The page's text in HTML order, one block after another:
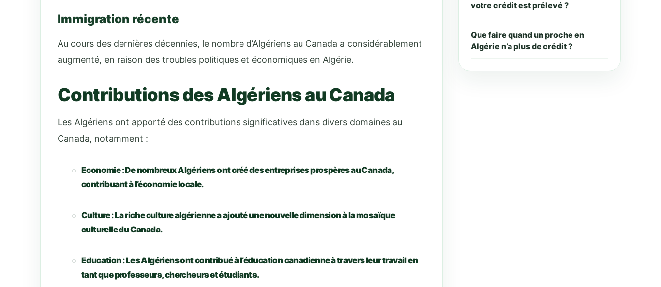
Immigration récente
Au cours des dernières décennies, le nombre d’Algériens au Canada a considérablement
augmenté, en raison des troubles politiques et économiques en Algérie.
Contributions des Algériens au Canada
Les Algériens ont apporté des contributions significatives dans divers domaines au
Canada, notamment :
Economie :De nombreux Algériens ont créé des entreprises prospères au Canada,
contribuant à l’économie locale.
Culture :La riche culture algérienne a ajouté une nouvelle dimension à la mosaïque
culturelle du Canada.
Education :Les Algériens ont contribué à l’éducation canadienne à travers leur travail en
tant que professeurs, chercheurs et étudiants.
votre crédit est prélevé ?
Que faire quand un proche en
Algérie n’a plus de crédit ?